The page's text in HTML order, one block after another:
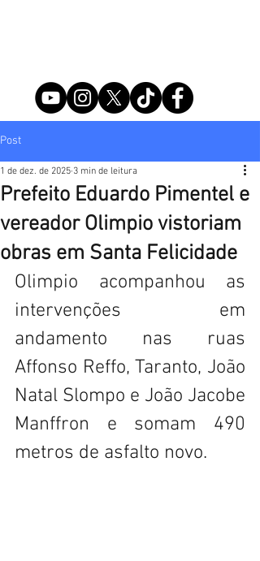
Post
Prefeito Eduardo Pimentel e
vereador Olimpio vistoriam
obras em Santa Felicidade
1 de dez. de 2025 3 min de leitura
Olimpio acompanhou as
intervenções em
andamento nas ruas
Affonso Reffo, Taranto, João
Natal Slompo e João Jacobe
Manffron e somam 490
metros de asfalto novo.